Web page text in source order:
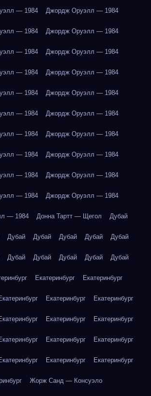
— 1984 Джордж Оруэлл — 1984
— 1984 Джордж Оруэлл — 1984
— 1984 Джордж Оруэлл — 1984
— 1984 Джордж Оруэлл — 1984
— 1984 Джордж Оруэлл — 1984
— 1984 Джордж Оруэлл — 1984
— 1984 Джордж Оруэлл — 1984
— 1984 Джордж Оруэлл — 1984
— 1984 Джордж Оруэлл — 1984
— 1984 Джордж Оруэлл — 1984
— 1984 Донна Тартт — Щегол Дубай
Дубай Дубай Дубай Дубай Дубай
Дубай Дубай Дубай Дубай Дубай
Екатеринбург Екатеринбург
Екатеринбург Екатеринбург
Екатеринбург Екатеринбург
Екатеринбург Екатеринбург
Екатеринбург Екатеринбург
Жорж Санд — Консуэло